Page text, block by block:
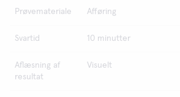
Prøvemateriale Afføring
Svartid 10 minutter
Aflæsning af
resultat
Visuelt